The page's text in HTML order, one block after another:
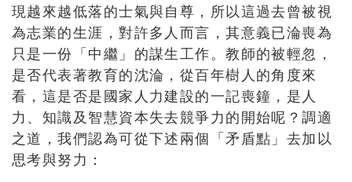
現越來越低落的士氣與自尊，所以這過去曾被視
為志業的生涯，對許多人而言，其意義已淪喪為
只是一份「中繼」的謀生工作。教師的被輕忽，
是否代表著教育的沈淪，從百年樹人的角度來
看，這是否是國家人力建設的一記喪鐘，是人
力、知識及智慧資本失去競爭力的開始呢？調適
之道，我們認為可從下述兩個「矛盾點」去加以
思考與努力：